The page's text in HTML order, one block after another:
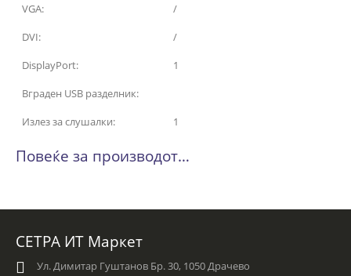
VGA:
/
DVI:
/
DisplayPort:
1
Вграден USB разделник:
Излез за слушалки:
1
Повеќе за производот…
СЕТРА ИТ Маркет
Ул. Димитар Гуштанов Бр. 30, 1050 Драчево